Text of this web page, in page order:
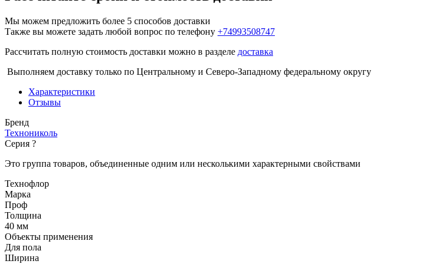
Мы можем предложить более 5 способов доставки
Также вы можете задать любой вопрос по телефону +74993508747
Рассчитать полную стоимость доставки можно в разделе доставка
Выполняем доставку только по Центральному и Северо-Западному федеральному округу
Характеристики
Отзывы
Бренд
Технониколь
Серия ?
Это группа товаров, объединенные одним или несколькими характерными свойствами
Технофлор
Марка
Проф
Толщина
40 мм
Объекты применения
Для пола
Ширина